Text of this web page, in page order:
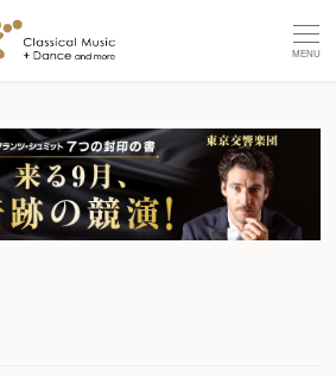
MENU